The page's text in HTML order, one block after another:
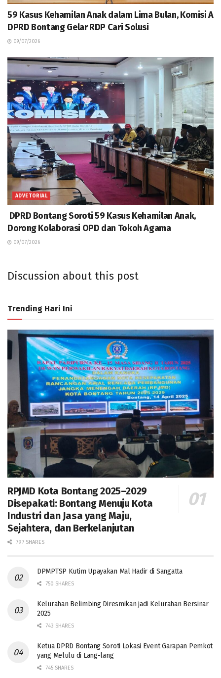
59 Kasus Kehamilan Anak dalam Lima Bulan, Komisi A
DPRD Bontang Gelar RDP Cari Solusi
09/07/2026
ADVETORIAL
DPRD Bontang Soroti 59 Kasus Kehamilan Anak,
Dorong Kolaborasi OPD dan Tokoh Agama
09/07/2026
Discussion about this post
Trending Hari Ini
RPJMD Kota Bontang 2025–2029
Disepakati: Bontang Menuju Kota
Industri dan Jasa yang Maju,
Sejahtera, dan Berkelanjutan
797 SHARES
DPMPTSP Kutim Upayakan Mal Hadir di Sangatta
750 SHARES
Kelurahan Belimbing Diresmikan jadi Kelurahan Bersinar
2025
743 SHARES
Ketua DPRD Bontang Soroti Lokasi Event Garapan Pemkot
yang Melulu di Lang-lang
745 SHARES